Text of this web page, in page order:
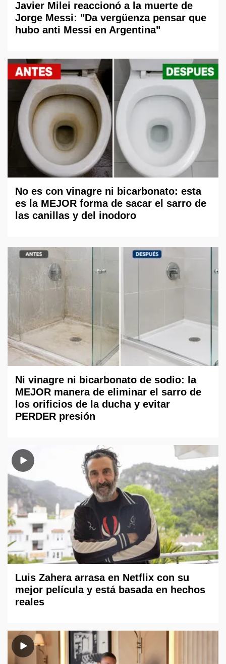
Javier Milei reaccionó a la muerte de
Jorge Messi: "Da vergüenza pensar que
hubo anti Messi en Argentina"
No es con vinagre ni bicarbonato: esta
es la MEJOR forma de sacar el sarro de
las canillas y del inodoro
Ni vinagre ni bicarbonato de sodio: la
MEJOR manera de eliminar el sarro de
los orificios de la ducha y evitar
PERDER presión
Luis Zahera arrasa en Netflix con su
mejor película y está basada en hechos
reales